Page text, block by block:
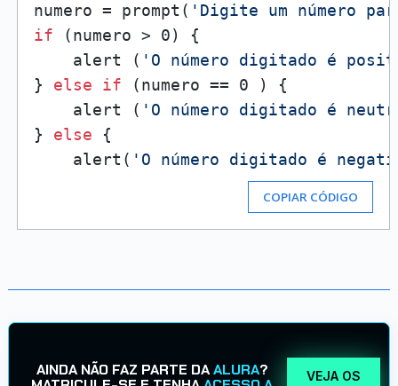
numero = prompt( 'Digite um número
if (numero > 0) {
    alert (
'O número digitado é
} else if (numero == 0 ) {
    alert (
'O número digitado é
} else {
    alert(
'O número digitado é
COPIAR CÓDIGO
AINDA NÃO FAZ PARTE DAALURA?
VEJA OS